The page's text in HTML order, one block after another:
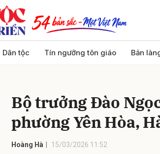
tộc Tín ngưỡng tôn giáo Bản
Bộ trưởng Đào
phường Yên Hòa,
Hoàng Hà 15/03/2026 11:52
Gửi bình